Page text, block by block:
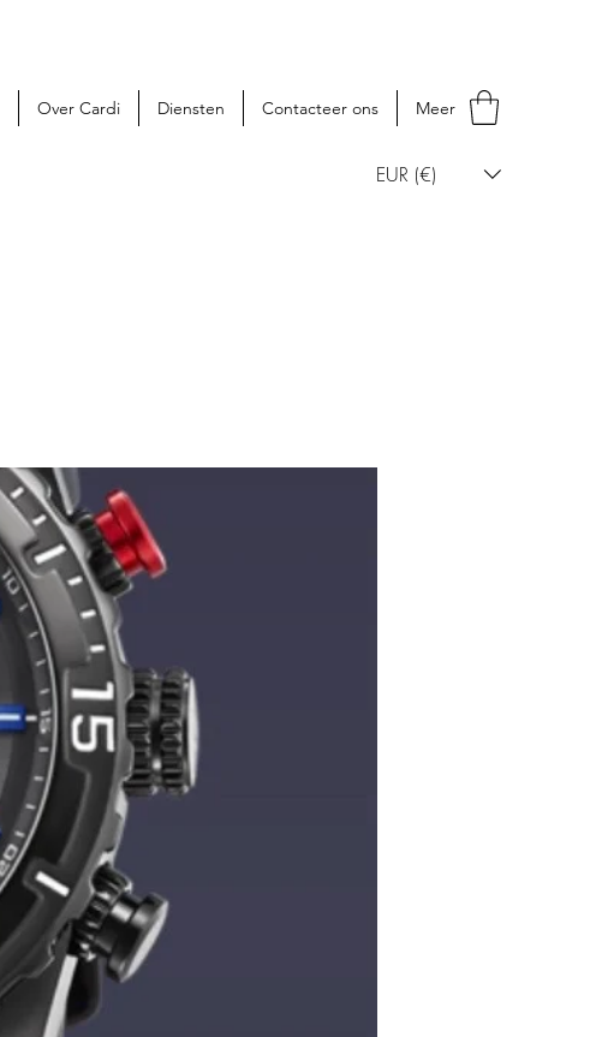
Over Cardi Diensten Contacteer ons Meer
EUR (€)